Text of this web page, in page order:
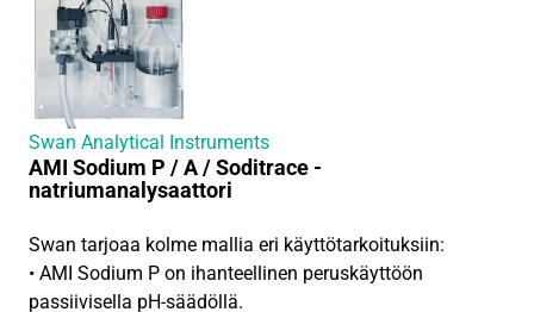
Swan Analytical Instruments
AMI Sodium P / A / Soditrace -
natriumanalysaattori
Swan tarjoaa kolme mallia eri käyttötarkoituksiin:
• AMI Sodium P on ihanteellinen peruskäyttöön
passiivisella pH-säädöllä.